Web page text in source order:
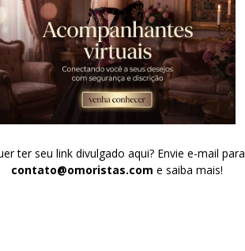
ter seu link divulgado aqui? Envie e-mail para
contato@omoristas.com e saiba mais!